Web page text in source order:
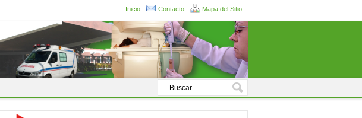
Inicio Contacto Mapa del Sitio